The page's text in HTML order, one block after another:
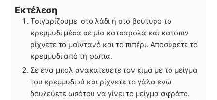
Εκτέλεση
Τσιγαρίζουμε στο λάδι ή στο βούτυρο το
κρεμμύδι μέσα σε μία κατσαρόλα και κατόπιν
ρίχνετε το μαϊντανό και το πιπέρι. Αποσύρετε το
κρεμμύδι από τη φωτιά.
Σε ένα μπολ ανακατεύετε τον κιμά με το μείγμα
του κρεμμυδιού και ρίχνετε το γάλα ενώ
δουλεύετε ωσότου να γίνει το μείγμα αφράτο.